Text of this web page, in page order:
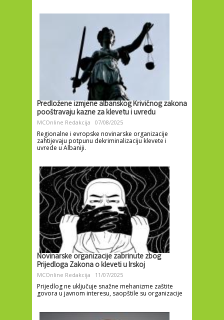
Predložene izmjene albanskog Krivičnog zakona
pooštravaju kazne za klevetu i uvredu
MCOnline Redakcija 07/08/2025
Regionalne i evropske novinarske organizacije
zahtijevaju potpunu dekriminalizaciju klevete i
uvrede u Albaniji.
Novinarske organizacije zabrinute zbog
Prijedloga Zakona o kleveti u Irskoj
MCOnline Redakcija 11/07/2025
Prijedlog ne uključuje snažne mehanizme zaštite
govora u javnom interesu, saopštile su organizacije